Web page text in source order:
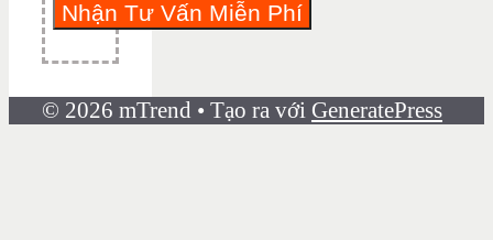
© 2026 mTrend • Tạo ra với GeneratePress